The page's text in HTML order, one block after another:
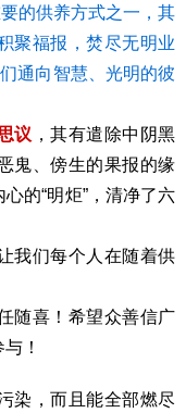
的供养方式之一，其
聚福报，焚尽无明业
通向智慧、光明的彼
议 ，其有遣除中阴黑
鬼、傍生的果报的缘
的“明炬”，清净了六
我们每个人在随着供
随喜！希望众善信广
！
染，而且能全部燃尽